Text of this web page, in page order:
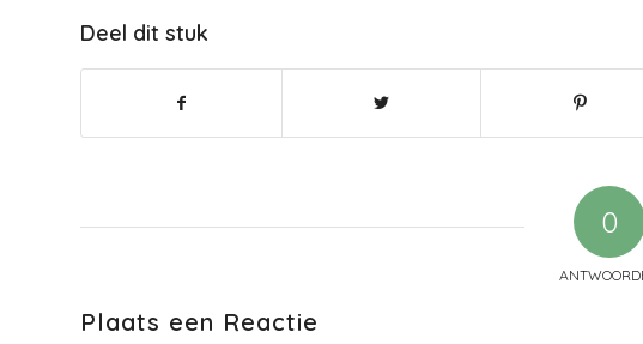
Deel dit stuk
0
Plaats een Reactie